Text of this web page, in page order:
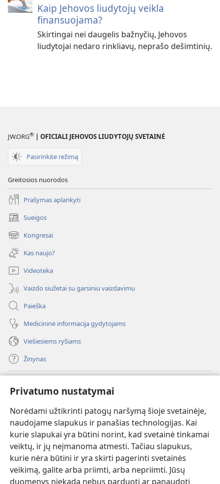
Privatumo nustatymai
Norėdami užtikrinti patogų naršymą šioje svetainėje,
naudojame slapukus ir panašias technologijas. Kai
kurie slapukai yra būtini norint, kad svetainė tinkamai
veiktų, ir jų neįmanoma atmesti. Tačiau slapukus,
kurie nėra būtini ir yra skirti pagerinti svetainės
veikimą, galite arba priimti, arba nepriimti. Jūsų
duomenys niekada nebus parduoti ar panaudoti
Kaip Jehovos liudytojų veikla
finansuojama?
Skirtingai nei daugelis bažnyčių, Jehovos
liudytojai nedaro rinkliavų, neprašo dešimtinių.
JW.ORG® | OFICIALI JEHOVOS LIUDYTOJŲ SVETAINĖ
Pasirinkite režimą
Greitosios nuorodos
Prašymas aplankyti
Sueigos
(atsiveria
naujas
langas)
Kongresai
(atsiveria
naujas
langas)
Kas naujo?
Videoteka
Vaizdo siužetai su garsiniu vaizdavimu
Paieška
Medicininė informacija gydytojams
Viešiesiems ryšiams
Žinynas
(atsiveria
naujas
langas)Sargybos bokšto INTERNETINĖ BIBLIOTEKA
(atsiveria
naujas
langas)JW Hub ®
(atsiveria
naujas
langas)JW Library
Watchtower Library